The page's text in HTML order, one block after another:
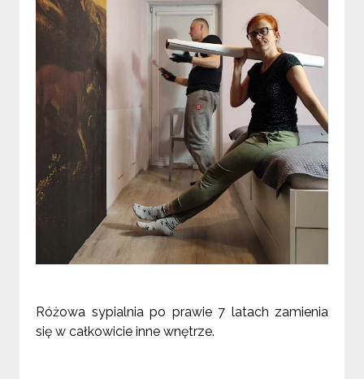
Różowa sypialnia po prawie 7 latach zamienia
się w całkowicie inne wnętrze.